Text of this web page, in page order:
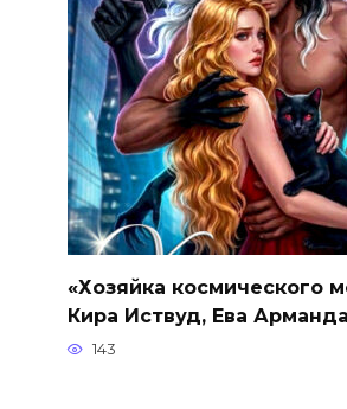
«Хозяйка космического
Кира Иствуд, Ева Арманда
143